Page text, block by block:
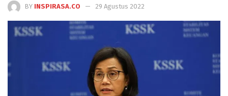
BY INSPIRASA.CO 29 Agustus 2022